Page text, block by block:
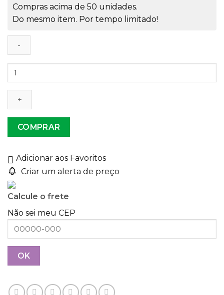
Compras acima de 50 unidades.
Do mesmo item. Por tempo limitado!
Forma
Sabonete
Oval
quantidade
COMPRAR
Adicionar aos Favoritos
Criar um alerta de preço
Calcule o frete
Não sei meu CEP